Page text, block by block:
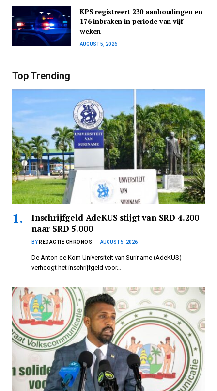
KPS registreert 230 aanhoudingen en
176 inbraken in periode van vijf
weken
AUGUST 5, 2026
Top Trending
Inschrijfgeld AdeKUS stijgt van SRD 4.200
naar SRD 5.000
BY REDACTIE CHRONOS AUGUST 5, 2026
De Anton de Kom Universiteit van Suriname (AdeKUS)
verhoogt het inschrijfgeld voor…